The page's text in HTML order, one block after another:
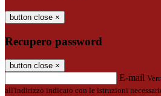
button close ×
Recupero password
button close ×
E-mail
all'indirizzo indicato con le istruzioni